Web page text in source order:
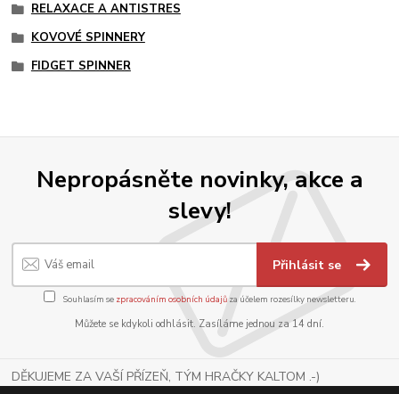
RELAXACE A ANTISTRES
KOVOVÉ SPINNERY
FIDGET SPINNER
Nepropásněte novinky, akce a
slevy!
Přihlásit se
Souhlasím se zpracováním osobních údajůza účelem rozesílky newsletteru.
Můžete se kdykoli odhlásit. Zasíláme jednou za 14 dní.
DĚKUJEME ZA VAŠÍ PŘÍZEŇ, TÝM HRAČKY KALTOM .-)